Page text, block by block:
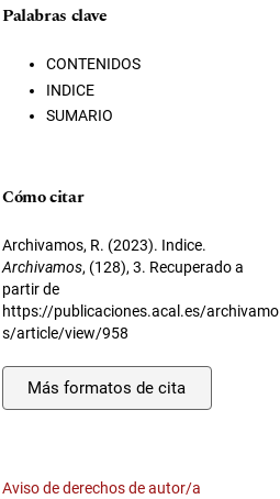
Palabras clave
CONTENIDOS
INDICE
SUMARIO
Cómo citar
Archivamos, R. (2023). Indice.
Archivamos, (128), 3. Recuperado a
partir de
https://publicaciones.acal.es/archivamo
s/article/view/958
Más formatos de cita
Aviso de derechos de autor/a